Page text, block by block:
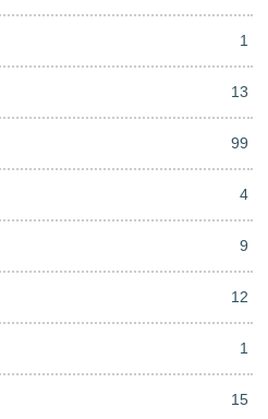
1
13
99
4
9
12
1
15